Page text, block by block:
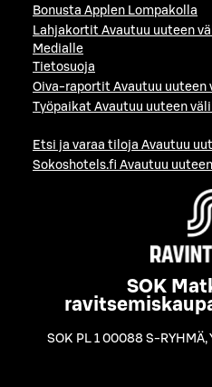
Bonusta Applen Lompakolla
Lahjakortit Avautuu uuteen
Medialle
Tietosuoja
Oiva-raportit Avautuu uuteen
Työpaikat Avautuu uuteen
Etsi ja varaa tiloja Avautuu
Sokoshotels.fi Avautuu
SOK
SOK PL 1 00088 S-RYHMÄ,